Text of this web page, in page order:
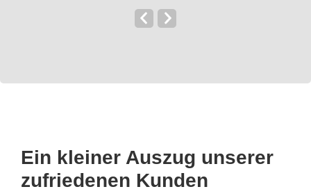
Ein kleiner Auszug unserer
zufriedenen Kunden